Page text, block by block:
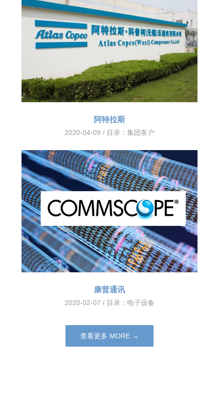
阿特拉斯
2020-04-09 / 目录： 集团客户
康普通讯
2020-02-07 / 目录： 电子设备
查看更多 MORE →